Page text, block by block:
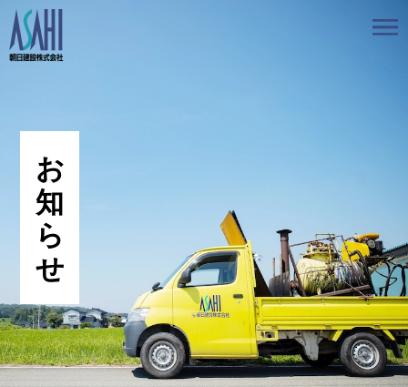
事業案内
会社情報
採用情報
お知らせ
BLOG